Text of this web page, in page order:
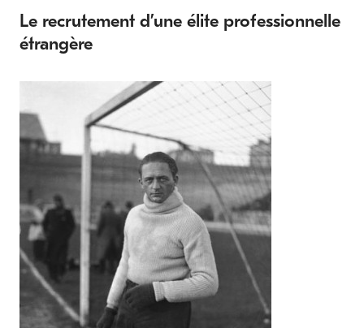
Le recrutement d’une élite professionnelle
étrangère